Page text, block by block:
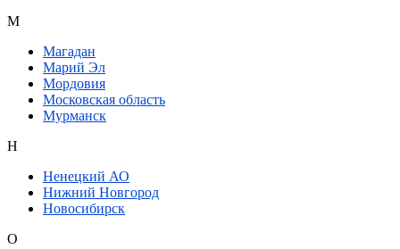
М
Магадан
Марий Эл
Мордовия
Московская область
Мурманск
Н
Ненецкий АО
Нижний Новгород
Новосибирск
О